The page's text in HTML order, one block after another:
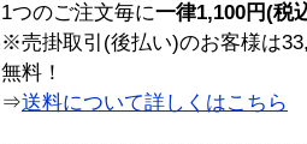
1つのご注文毎に一律1,100円(税
※売掛取引(後払い)のお客様は
無料！
⇒送料について詳しくはこちら